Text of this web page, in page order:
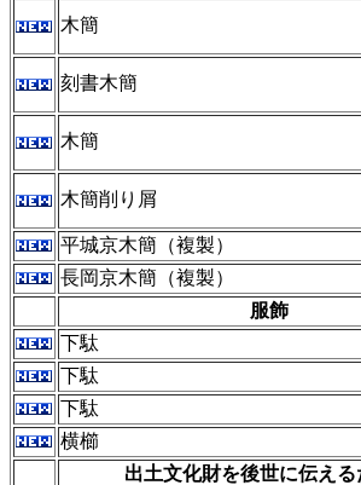
木簡
刻書木簡
木簡
木簡削り屑
平城京木簡（複製）
長岡京木簡（複製）
服飾
下駄
下駄
下駄
横櫛
出土文化財を後世に伝える